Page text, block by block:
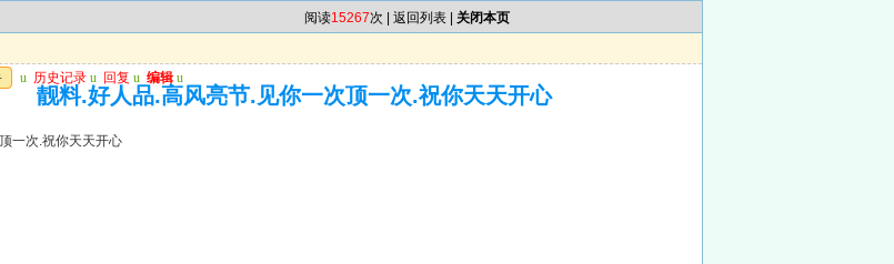
阅读15267次 | 返回列表 关闭本页
u 历史记录 u 回复 u 编辑 u
靓料.好人品.高风亮节.见你一次顶一次.祝你天天开心
一次.祝你天天开心